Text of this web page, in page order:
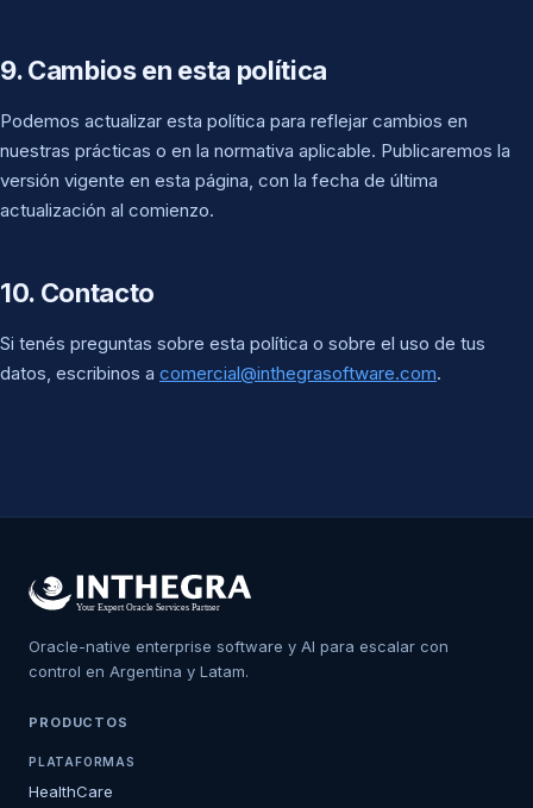
9. Cambios en esta política
Podemos actualizar esta política para reflejar cambios en
nuestras prácticas o en la normativa aplicable. Publicaremos la
versión vigente en esta página, con la fecha de última
actualización al comienzo.
10. Contacto
Si tenés preguntas sobre esta política o sobre el uso de tus
datos, escribinos a comercial@inthegrasoftware.com.
Oracle-native enterprise software y AI para escalar con
control en Argentina y Latam.
PRODUCTOS
PLATAFORMAS
HealthCare